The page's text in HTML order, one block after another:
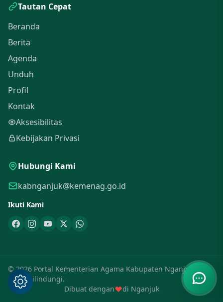
Tautan Cepat
Beranda
Berita
Agenda
Unduh
Profil
Kontak
Aksesibilitas
Kebijakan Privasi
Hubungi Kami
kabnganjuk@kemenag.go.id
Ikuti Kami
© 2026 Portal Kementerian Agama Kabupaten Nganjuk. Hak
Cipta Dilindungi.
Dibuat dengan
di Nganjuk